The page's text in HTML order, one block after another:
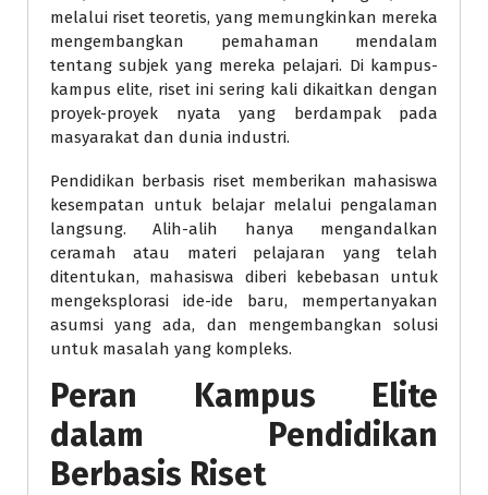
melalui riset teoretis, yang memungkinkan mereka
mengembangkan pemahaman mendalam
tentang subjek yang mereka pelajari. Di kampus-
kampus elite, riset ini sering kali dikaitkan dengan
proyek-proyek nyata yang berdampak pada
masyarakat dan dunia industri.
Pendidikan berbasis riset memberikan mahasiswa
kesempatan untuk belajar melalui pengalaman
langsung. Alih-alih hanya mengandalkan
ceramah atau materi pelajaran yang telah
ditentukan, mahasiswa diberi kebebasan untuk
mengeksplorasi ide-ide baru, mempertanyakan
asumsi yang ada, dan mengembangkan solusi
untuk masalah yang kompleks.
Peran Kampus Elite
dalam Pendidikan
Berbasis Riset